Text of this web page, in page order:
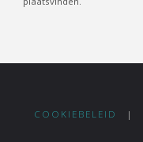
COOKIEBELEID |